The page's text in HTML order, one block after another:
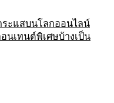
ระแสบนโลกออนไลน์
นเทนต์พิเศษบ้างเป็น